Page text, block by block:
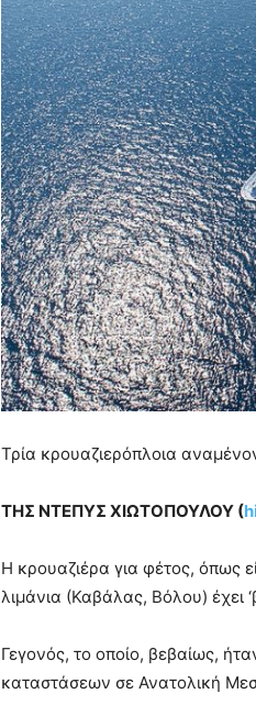
Τρία κρουαζιερόπλοια
ΤΗΣ ΝΤΕΠΥΣ ΧΙΩΤΟΠΟΥΛΟΥ (
Η κρουαζιέρα για φέτος, όπως
λιμάνια (Καβάλας, Βόλου) έχει
Γεγονός, το οποίο, βεβαίως,
καταστάσεων σε Ανατολική